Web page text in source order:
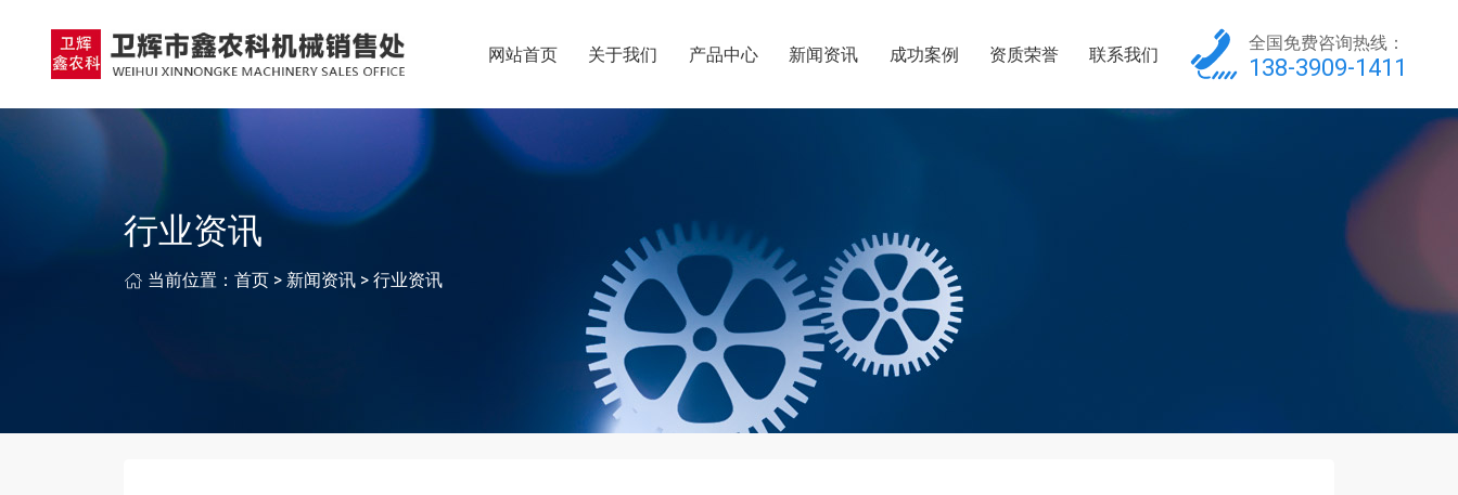
网站首页 关于我们 产品中心 新闻资讯 成功案例 资质荣誉 联系我们
全国免费咨询热线：
138-3909-1411
行业资讯
当前位置： 首页 > 新闻资讯 > 行业资讯